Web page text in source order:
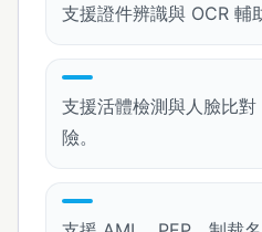
支援證件辨識與 OCR 輔
支援活體檢測與人臉比
險。